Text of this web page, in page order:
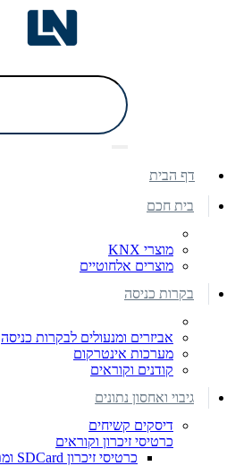
דף הבית
בית חכם
מוצרי KNX
מוצרים אלחוטיים
בקרות כניסה
אביזרים ומנעולים לבקרות כניסה
מערכות אינטרקום
קודנים וקוראים
גיבוי ואחסון נתונים
דיסקים קשיחים
כרטיסי זיכרון וקוראים
כרטיסי זיכרון SDCard ומתאמים